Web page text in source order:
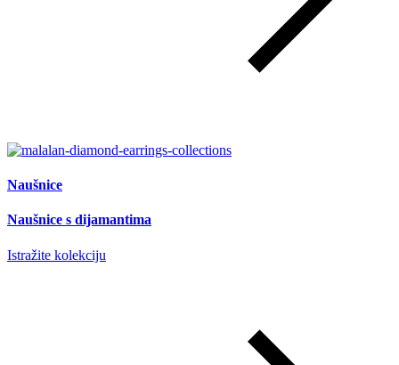
Naušnice
Naušnice s dijamantima
Istražite kolekciju